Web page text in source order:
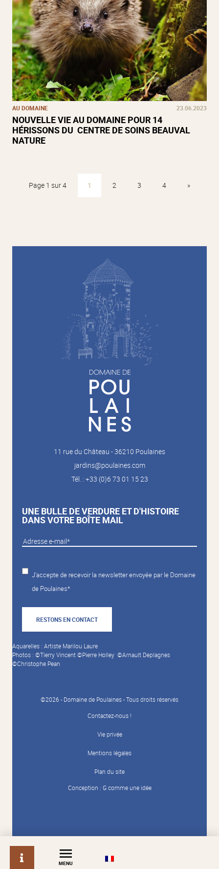
info
MENU
AU DOMAINE 23.06.2023
NOUVELLE VIE AU DOMAINE POUR 14
HÉRISSONS DU CENTRE DE SOINS BEAUVAL
NATURE
Page 1 sur 4 1 2 3 4 »
11 rue du Château - 36210 Poulaines
jardins@poulaines.com
Tél. : +33 (0)6 73 01 15 23
UNE BULLE DE VERDURE ET D'HISTOIRE
DANS VOTRE BOÎTE MAIL
J'accepte de recevoir la newsletter envoyée par le Domaine
de Poulaines*
RESTONS EN CONTACT
Aquarelles : Artiste Marilou Laure
Photos : ©Tierry Vincent ©Pierre Holley ©Arnault Deplagnes
©Christophe Pean
©2026 - Domaine de Poulaines - Tous droits réservés
Contactez-nous !
Vie privée
Mentions légales
Plan du site
Conception : G comme une idée